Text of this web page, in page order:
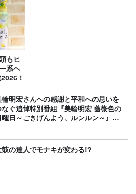
もヒ
系ヘ
！
輪明宏さんへの感謝と平和への思いを
なぐ追悼特別番組『美輪明宏 薔薇色の
曜日～ごきげんよう、ルンルン～』
鼓の達人でモナキが変わる!?